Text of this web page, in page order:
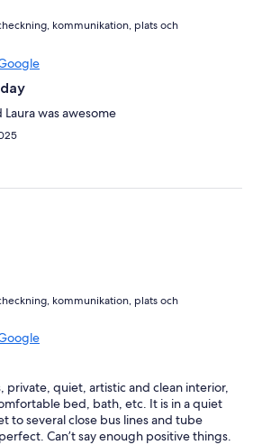
kommunikation, plats och
was awesome
kommunikation, plats och
private, quiet, artistic and clean interior,
bed, bath, etc. It is in a quiet
to several close bus lines and tube
Can’t say enough positive things.